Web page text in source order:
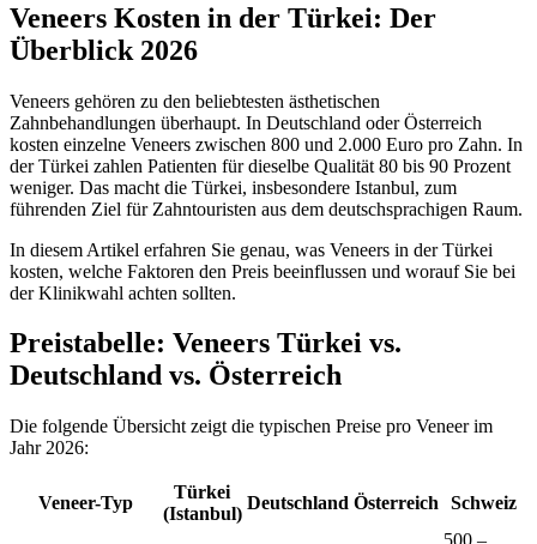
Veneers Kosten in der Türkei: Der
Überblick 2026
Veneers gehören zu den beliebtesten ästhetischen
Zahnbehandlungen überhaupt. In Deutschland oder Österreich
kosten einzelne Veneers zwischen 800 und 2.000 Euro pro Zahn. In
der Türkei zahlen Patienten für dieselbe Qualität 80 bis 90 Prozent
weniger. Das macht die Türkei, insbesondere Istanbul, zum
führenden Ziel für Zahntouristen aus dem deutschsprachigen Raum.
In diesem Artikel erfahren Sie genau, was Veneers in der Türkei
kosten, welche Faktoren den Preis beeinflussen und worauf Sie bei
der Klinikwahl achten sollten.
Preistabelle: Veneers Türkei vs.
Deutschland vs. Österreich
Die folgende Übersicht zeigt die typischen Preise pro Veneer im
Jahr 2026:
Veneer-Typ
Türkei
(Istanbul)
Deutschland Österreich Schweiz